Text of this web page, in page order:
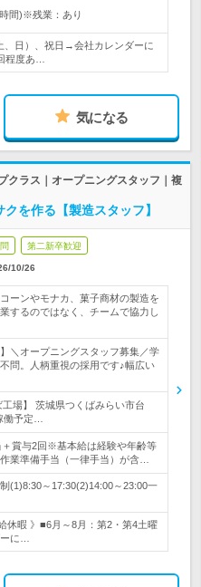
間)※残業：あり
、日）、祝日→会社カレンダーに
程度あ…
気になる
クラス｜オープニングスタッフ｜複
を作る【製造スタッフ】
第二新卒歓迎
10/26
ーンやモナカ、菓子商材の製造を
するのではなく、チームで協力し
＼オープニングスタッフ募集／学
問。人柄重視の採用です♪幅広い
工場】 茨城県つくばみらい市台
予定…
＋賞与2回※基本給は経験や年齢等
業準備手当（一律手当）が含…
(1)8:30～17:30(2)14:00～23:00一
休暇 》■6月～8月：第2・第4土曜
に…